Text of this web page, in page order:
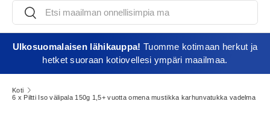
EtsiEtsi
Ulkosuomalaisen lähikauppa! Tuomme kotimaan herkut ja
hetket suoraan kotiovellesi ympäri maailmaa.
Koti
6 x Piltti Iso välipala 150g 1,5+ vuotta omena mustikka karhunvatukka vadelma